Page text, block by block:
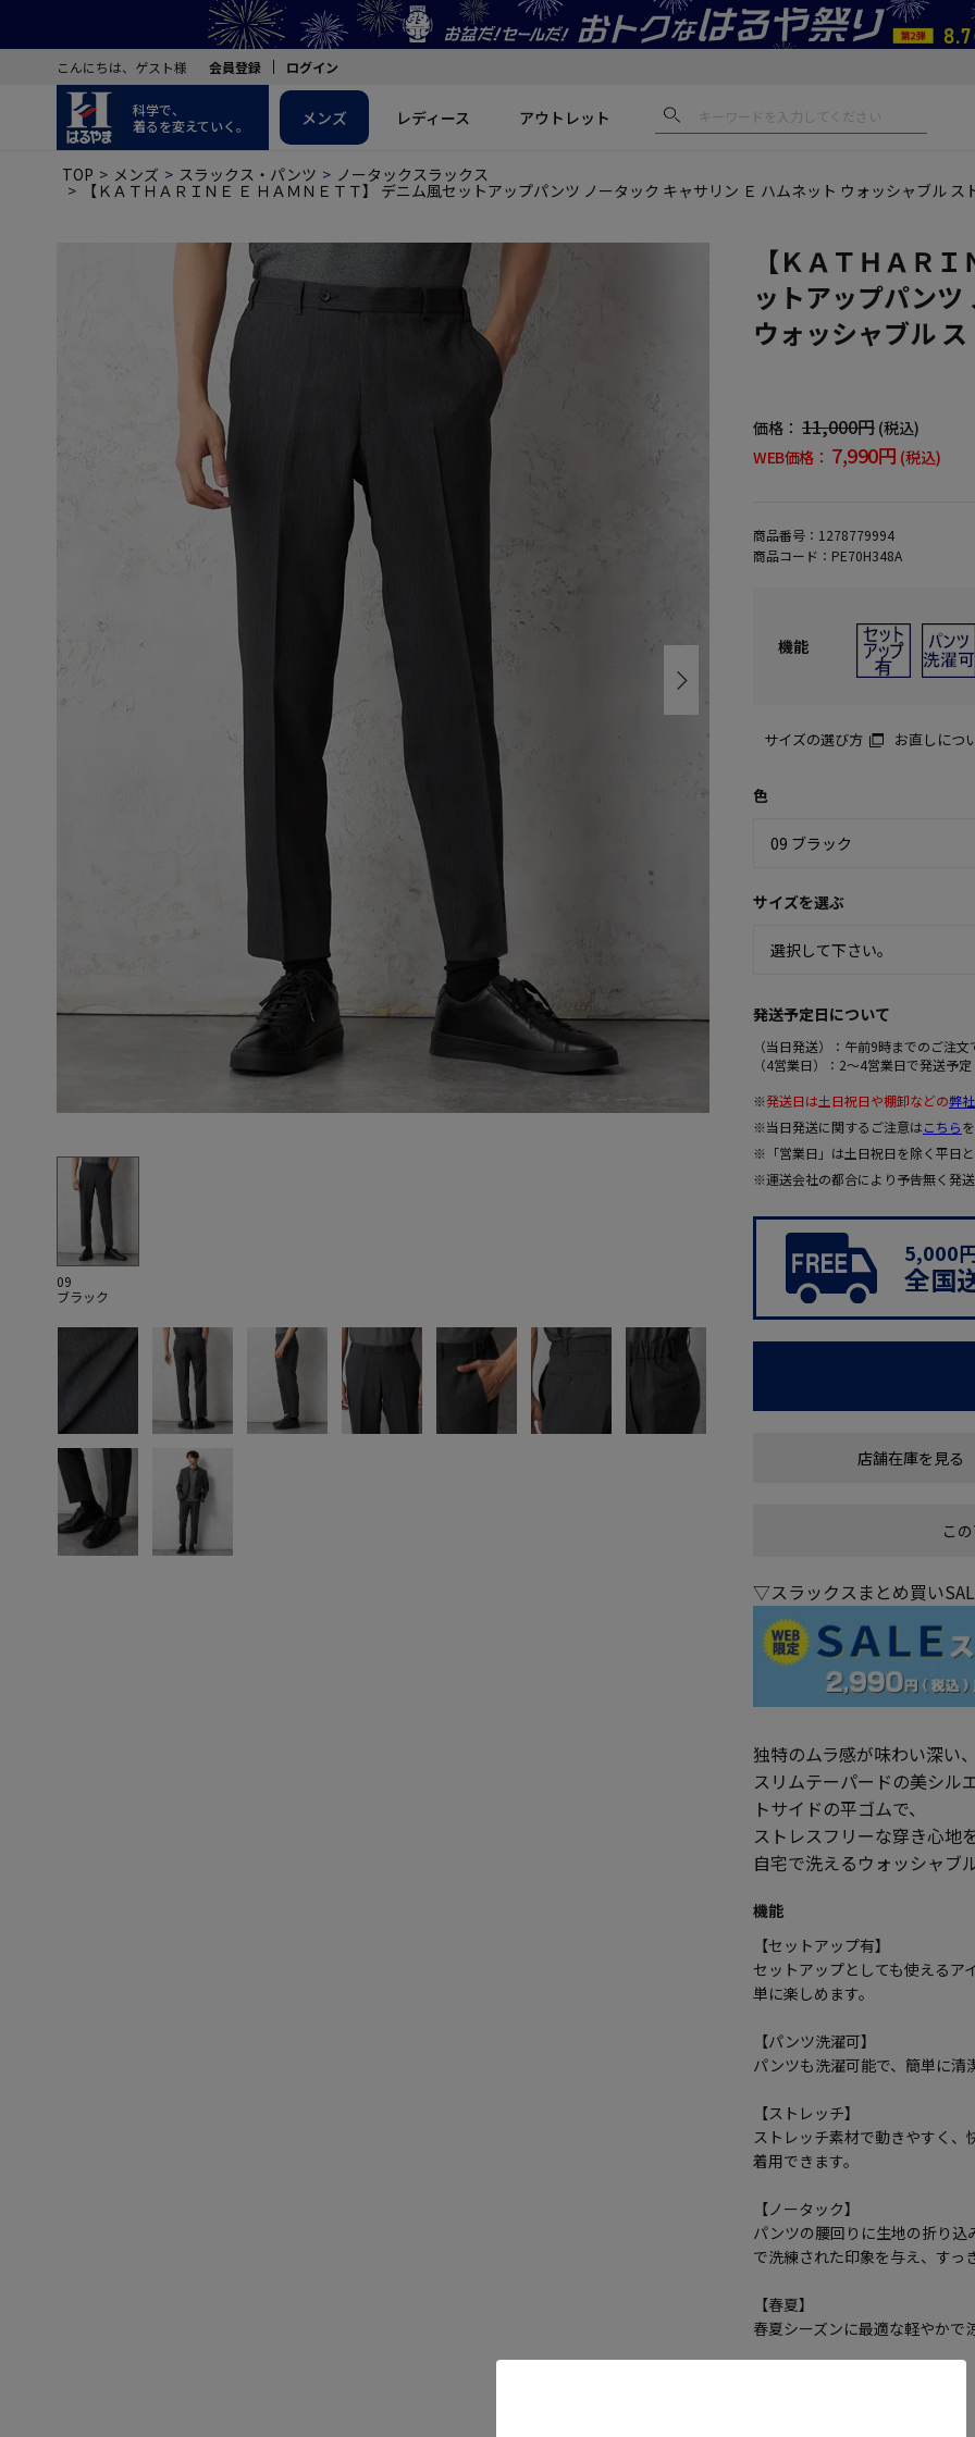
こんにちは、ゲスト様 会員登録 ログイン
科学で、
着るを変えていく。
メンズ レディース アウトレット
TOP メンズ スラックス・パンツ ノータックスラックス
【ＫＡＴＨＡＲＩＮＥ Ｅ ＨＡＭＮＥＴＴ】 デニム風セットアップパンツ ノータック キャサリン Ｅ ハムネット ウォッシャブル ス
09
ブラック
【ＫＡＴＨＡＲ
ットアップパンツ
ウォッシャブル
価格： 11,000円 (税込)
WEB価格： 7,990円 (税込)
商品番号： 1278779994
商品コード： PE70H348A
機能
サイズの選び方 お直しにつ
色
サイズを選ぶ
発送予定日について
（当日発送）：午前9時までのご注
（4営業日）：2～4営業日で発送予定
※発送日は土日祝日や棚卸などの弊
※当日発送に関するご注意はこちら
※「営業日」は土日祝日を除く平日
※運送会社の都合により予告無く発
5,000
全国
店舗在庫を見る
こ
▽スラックスまとめ買い
独特のムラ感が味わい深い
スリムテーパードの美シル
トサイドの平ゴムで、
ストレスフリーな穿き心地
自宅で洗えるウォッシャブ
機能
【セットアップ有】
セットアップとしても使えるア
単に楽しめます。
【パンツ洗濯可】
パンツも洗濯可能で、簡単に清
【ストレッチ】
ストレッチ素材で動きやすく、
着用できます。
【ノータック】
パンツの腰回りに生地の折り
で洗練された印象を与え、すっ
【春夏】
春夏シーズンに最適な軽やかで